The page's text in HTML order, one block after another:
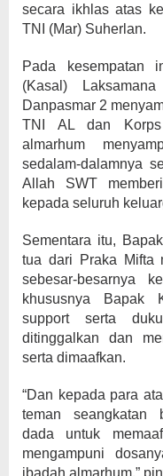
secara ikhlas atas
TNI (Mar) Suherlan.
Pada kesempatan
(Kasal)
Danpasmar 2
TNI AL dan
almarhum
sedalam-dalamnya
Allah SWT
kepada seluruh
Sementara itu,
tua dari Praka Mifta
sebesar-besarnya
khususnya Bapak
support serta
ditinggalkan dan
serta dimaafkan.
“Dan kepada para
teman seangkatan
dada untuk
mengampuni
ibadah almarhum,”